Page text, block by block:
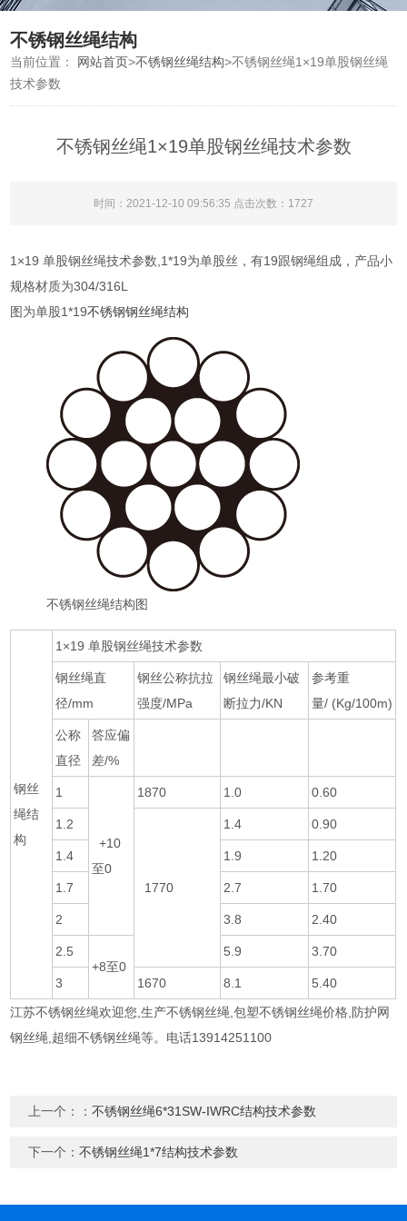
不锈钢丝绳结构
当前位置： 网站首页>不锈钢丝绳结构>不锈钢丝绳1×19单股钢丝绳
技术参数
不锈钢丝绳1×19单股钢丝绳技术参数
时间：2021-12-10 09:56:35 点击次数：1727
1×19 单股钢丝绳技术参数,1*19为单股丝，有19跟钢绳组成，产品小
规格材质为304/316L
图为单股1*19不锈钢钢丝绳结构
不锈钢丝绳结构图
钢丝
绳结
构
1×19 单股钢丝绳技术参数
钢丝绳直
径/mm
钢丝公称抗拉
强度/MPa
钢丝绳最小破
断拉力/KN
参考重
量/ (Kg/100m)
公称
直径
答应偏
差/%
1
+10
至0
1870 1.0 0.60
1.2
1770
1.4 0.90
1.4 1.9 1.20
1.7 2.7 1.70
2 3.8 2.40
2.5
+8至0
5.9 3.70
3 1670 8.1
5.40
江苏不锈钢丝绳欢迎您,生产不锈钢丝绳,包塑不锈钢丝绳价格,防护网
钢丝绳,超细不锈钢丝绳等。电话13914251100
上一个：：不锈钢丝绳6*31SW-IWRC结构技术参数
下一个：不锈钢丝绳1*7结构技术参数